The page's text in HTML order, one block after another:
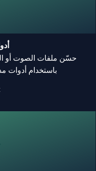
حسّن ملفات الصوت أو
باستخدام أدوات